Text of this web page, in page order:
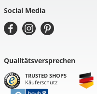
Social Media
Qualitätsversprechen
TRUSTED SHOPS
Käuferschutz